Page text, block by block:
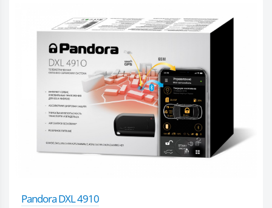
Pandora DXL 4910